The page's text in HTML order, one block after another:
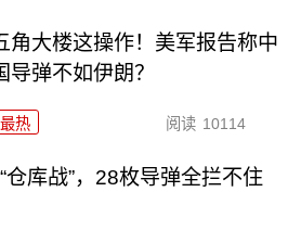
角大楼这操作！美军报告称中
导弹不如伊朗？
最热 阅读 10114
仓库战”，28枚导弹全拦不住